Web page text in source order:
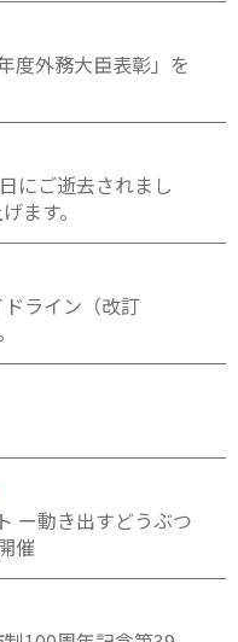
度外務大臣表彰」を
にご逝去されまし
ます。
ドライン（改訂
ー動き出すどうぶつ
催